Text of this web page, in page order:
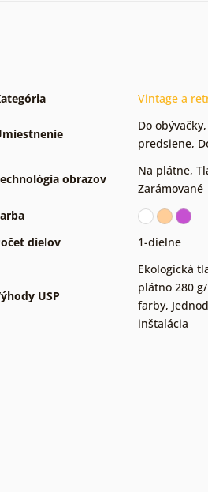
Vintage a
Do obývačky,
predsiene,
obrazov
Na plátne,
Zarámované
dielov
1-dielne
USP
Ekologická
plátno 280 g/
farby,
inštalácia